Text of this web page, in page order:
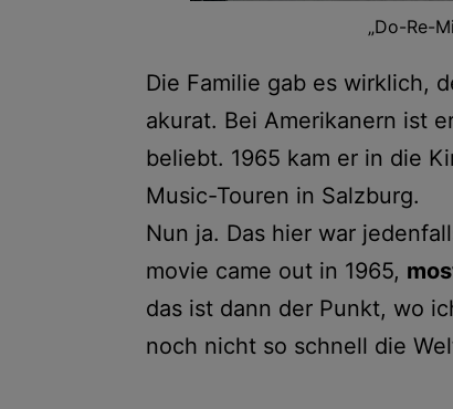
„Do-Re-
Die Familie gab es wirklich,
akurat. Bei Amerikanern ist
beliebt. 1965 kam er in die
Music-Touren in Salzburg.
Nun ja. Das hier war
movie came out in 1965,
das ist dann der Punkt, wo
noch nicht so schnell die